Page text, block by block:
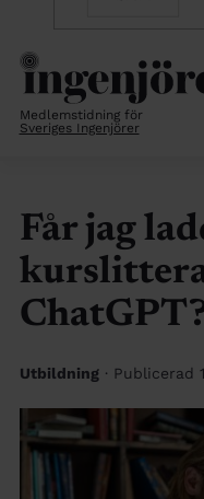
Medlemstidning för
Sveriges Ingenjörer
Får jag
Utbildning · Publicerad